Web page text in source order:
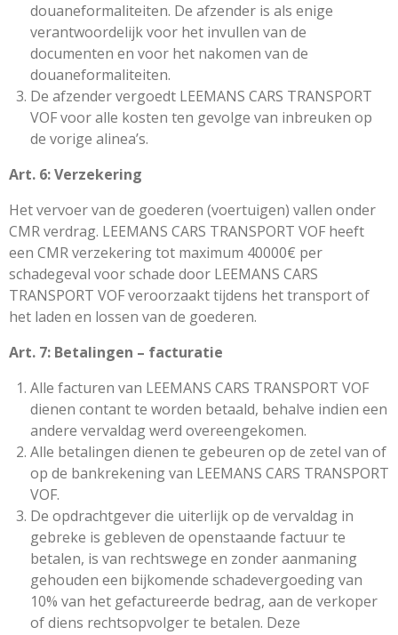
douaneformaliteiten. De afzender is als enige
verantwoordelijk voor het invullen van de
documenten en voor het nakomen van de
douaneformaliteiten.
De afzender vergoedt LEEMANS CARS TRANSPORT
VOF voor alle kosten ten gevolge van inbreuken op
de vorige alinea’s.
Art. 6: Verzekering
Het vervoer van de goederen (voertuigen) vallen onder
CMR verdrag. LEEMANS CARS TRANSPORT VOF heeft
een CMR verzekering tot maximum 40000€ per
schadegeval voor schade door LEEMANS CARS
TRANSPORT VOF veroorzaakt tijdens het transport of
het laden en lossen van de goederen.
Art. 7: Betalingen – facturatie
Alle facturen van LEEMANS CARS TRANSPORT VOF
dienen contant te worden betaald, behalve indien een
andere vervaldag werd overeengekomen.
Alle betalingen dienen te gebeuren op de zetel van of
op de bankrekening van LEEMANS CARS TRANSPORT
VOF.
De opdrachtgever die uiterlijk op de vervaldag in
gebreke is gebleven de openstaande factuur te
betalen, is van rechtswege en zonder aanmaning
gehouden een bijkomende schadevergoeding van
10% van het gefactureerde bedrag, aan de verkoper
of diens rechtsopvolger te betalen. Deze